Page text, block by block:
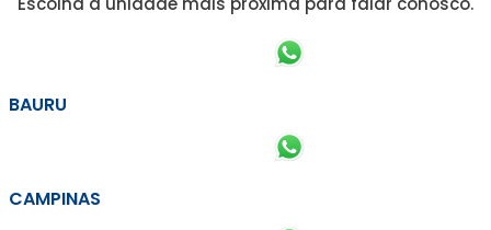
BAURU
CAMPINAS